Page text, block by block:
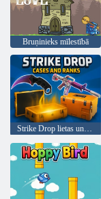
Bruņinieks mīlestībā
Strike Drop lietas un pakāpes